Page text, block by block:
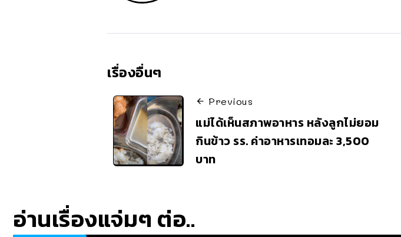
เรื่องอื่นๆ
Previous
แม่ได้เห็นสภาพอาหาร หลังลูกไม่ยอม
กินข้าว รร. ค่าอาหารเทอมละ 3,500
บาท
อ่านเรื่องแจ่มๆ ต่อ..